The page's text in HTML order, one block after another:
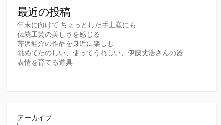
最近の投稿
年末に向けて ちょっとした手土産にも
伝統工芸の美しさを感じる
芹沢銈介の作品を身近に楽しむ
眺めてたのしい、使ってうれしい、伊藤丈浩さんの器
表情を育てる道具
アーカイブ